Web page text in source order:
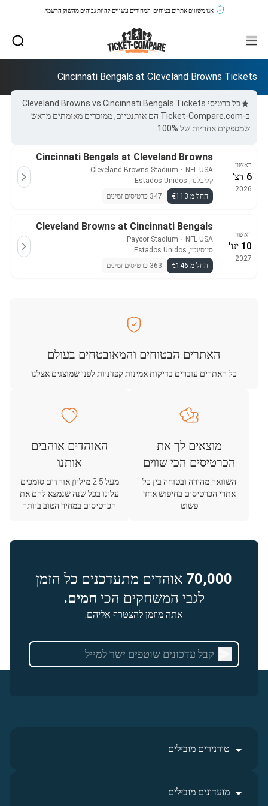
אנו משווים אתרים בטוחים, המחירים עשויים להיות גבוהים מהשוק הרשמי.
Cincinnati Bengals at Cleveland Browns Tickets
כל כרטיסי Cleveland Browns vs Cincinnati Bengals Tickets
ב-Ticket-Compare.com הם אותנטיים, ממוכרים מאומתים מראש
שמספקים אחריות של 100%.
ראשון
6 דצ'
2026
Cincinnati Bengals at Cleveland Browns
NFL USA
・
Cleveland Browns Stadium
קליבלנד, Estados Unidos
החל מ €113
347 כרטיסים זמינים
ראשון
10 ינו'
2027
Cleveland Browns at Cincinnati Bengals
NFL USA
・
Paycor Stadium
סינסינטי, Estados Unidos
החל מ €146
363 כרטיסים זמינים
האתרים הבטוחים והמאובטחים בעולם
כל האתרים עוברים בדיקות אמינות קפדניות לפני שמוצגים אצלנו
מוצאים לך את
הכרטיסים הכי שווים
השוואה מהירה ובטוחה בין כל
אתרי הכרטיסים בחיפוש אחד
פשוט
האוהדים אוהבים
אותנו
מעל 2.5 מיליון אוהדים סומכים
עלינו בכל שנה שנמצא להם את
הכרטיסים במחיר הטוב ביותר
70,000 אוהדים מתעדכנים כל הזמן
לגבי המשחקים הכי חמים.
אתה מוזמן להצטרף אליהם.
טורנירים מובילים
מועדונים מובילים